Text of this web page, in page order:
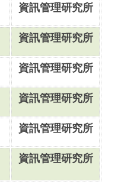
資訊管理研究所
資訊管理研究所
資訊管理研究所
資訊管理研究所
資訊管理研究所
資訊管理研究所